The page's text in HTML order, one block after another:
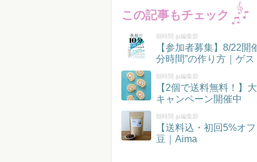
この記事もチェック
朝時間.jp編集部
【参加者募集】8/22
分時間”の作り方｜ゲ
朝時間.jp編集部
【2個で送料無料！】
キャンペーン開催中
朝時間.jp編集部
【送料込・初回5%オ
豆｜Aima